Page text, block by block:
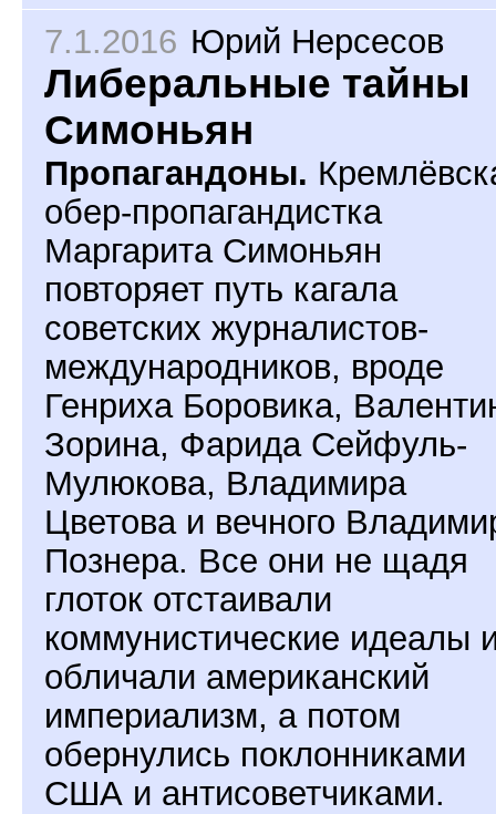
7.1.2016 Юрий Нерсесов
Либеральные тайны
Симоньян
Пропагандоны.
обер-пропагандистка
Маргарита Симоньян
повторяет путь кагала
советских журналистов-
международников, вроде
Генриха Боровика,
Зорина, Фарида Сейфуль-
Мулюкова, Владимира
Цветова и вечного
Познера. Все они не щадя
глоток отстаивали
коммунистические идеалы
обличали американский
империализм, а потом
обернулись поклонниками
США и антисоветчиками.